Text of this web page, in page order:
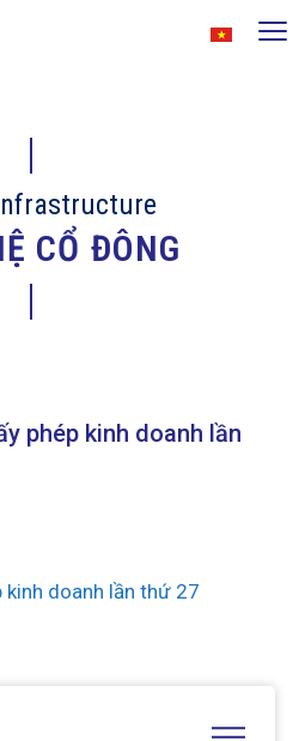
CỔ ĐÔNG
phép kinh doanh lần
kinh doanh lần thứ 27